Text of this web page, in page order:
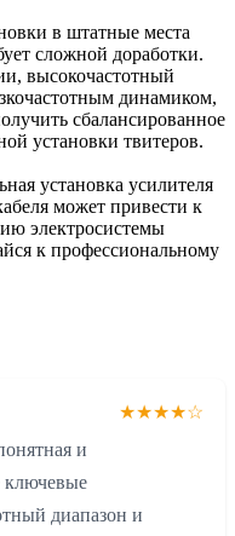
в штатные места
сложной доработки.
высокочастотный
динамиком,
сбалансированное
установки твитеров.
установка усилителя
может привести к
электросистемы
к профессиональному
★★★★☆
и
ключевые
диапазон и